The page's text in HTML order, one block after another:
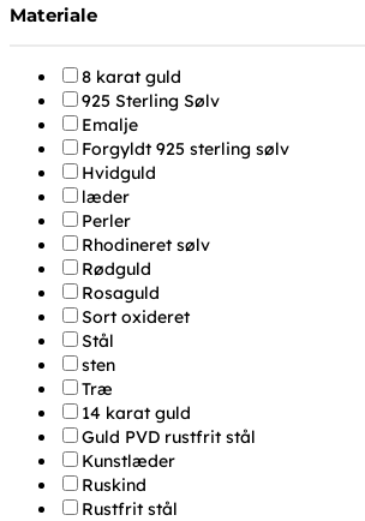
Materiale
8 karat guld
925 Sterling Sølv
Emalje
Forgyldt 925 sterling sølv
Hvidguld
læder
Perler
Rhodineret sølv
Rødguld
Rosaguld
Sort oxideret
Stål
sten
Træ
14 karat guld
Guld PVD rustfrit stål
Kunstlæder
Ruskind
Rustfrit stål